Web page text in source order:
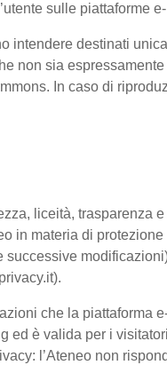
sulle piattaforme
intendere destinati
non sia
In caso di
liceità, trasparenza
in materia di
che la piattaforma
ed è valida per i
l’Ateneo non